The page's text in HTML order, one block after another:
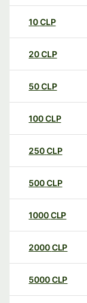
10CLP
20CLP
50CLP
100CLP
250CLP
500CLP
1000CLP
2000CLP
5000CLP